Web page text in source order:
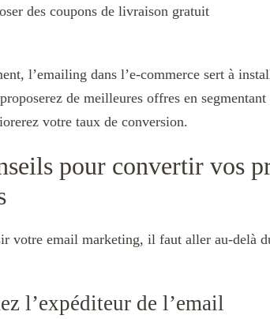
des coupons de livraison gratuit
l’emailing dans l’e-commerce sert à
de meilleures offres en
votre taux de conversion.
pour convertir vos
votre email marketing, il faut aller au-delà
l’expéditeur de l’email